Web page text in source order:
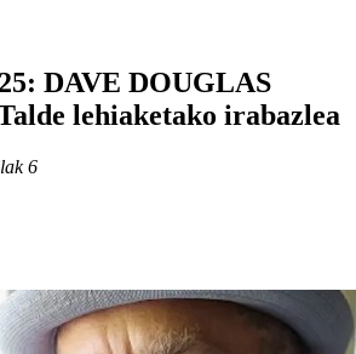
DAVE DOUGLAS
lehiaketako irabazlea
6